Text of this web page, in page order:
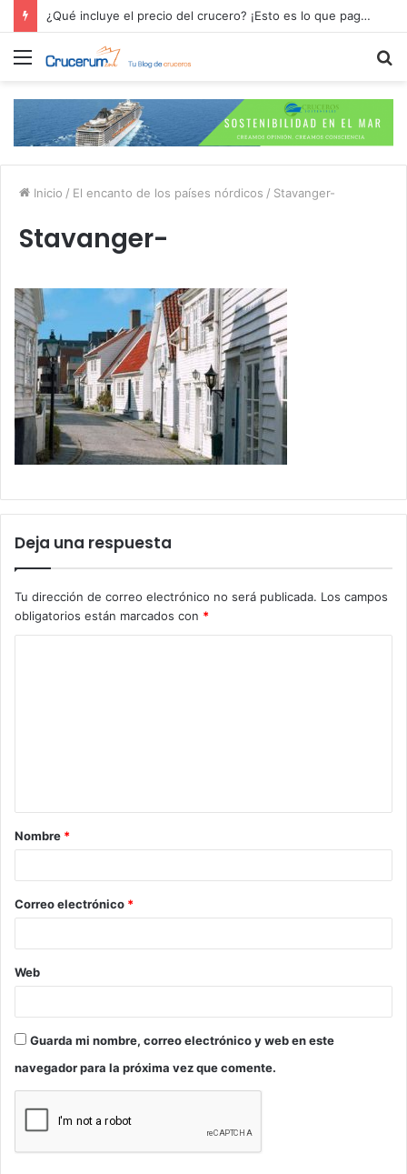
¿Qué incluye el precio del crucero? ¡Esto es lo que pagas por tu aventura en alta mar!
Menú
Inicio / El encanto de los países nórdicos / Stavanger-
Stavanger-
Deja una respuesta
Tu dirección de correo electrónico no será publicada. Los campos
obligatorios están marcados con *
a
r
*
Nombre *
Correo electrónico *
Web
Guarda mi nombre, correo electrónico y web en este
navegador para la próxima vez que comente.